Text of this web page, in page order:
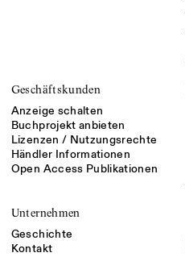
Geschäftskunden
Anzeige schalten
Buchprojekt anbieten
Lizenzen / Nutzungsrechte
Händler Informationen
Open Access Publikationen
Unternehmen
Geschichte
Kontakt